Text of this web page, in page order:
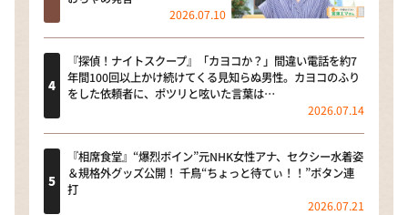
2026.07.10
『探偵！ナイトスクープ』「カヨコか？」間違い電話を約7
年間100回以上かけ続けてくる見知らぬ男性。カヨコのふり
をした依頼者に、ポツリと呟いた言葉は…
2026.07.14
『相席食堂』“爆烈ボイン”元NHK女性アナ、セクシー水着姿
＆規格外グッズ公開！ 千鳥“ちょっと待てぃ！！”ボタン連
打
2026.07.21